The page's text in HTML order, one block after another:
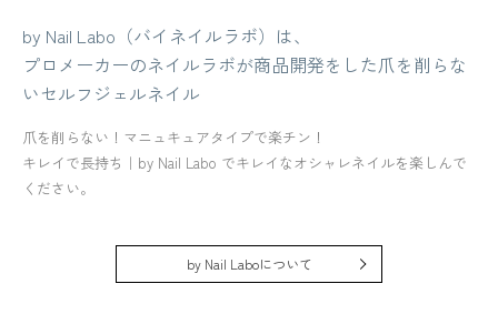
by Nail Labo（バイネイルラボ）は、
プロメーカーのネイルラボが商品開発をした爪を削らな
いセルフジェルネイル
爪を削らない！マニュキュアタイプで楽チン！
キレイで長持ち｜by Nail Labo でキレイなオシャレネイルを楽しんで
ください。
by Nail Laboについて